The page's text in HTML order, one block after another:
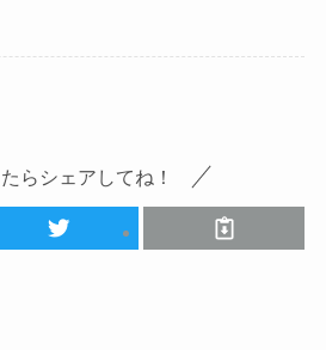
らシェアしてね！